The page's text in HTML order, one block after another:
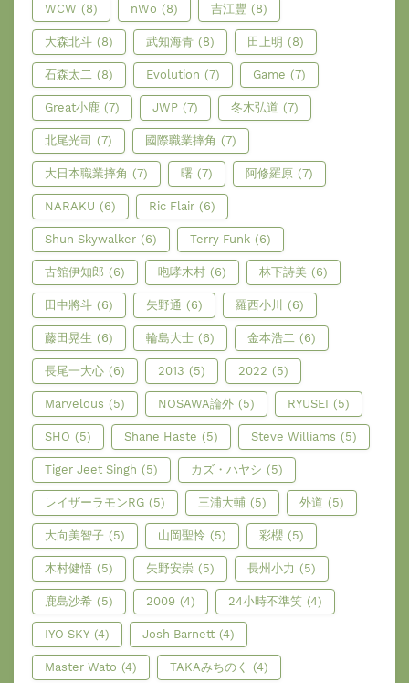
WCW (8) nWo (8) 吉江豐 (8)
大森北斗 (8) 武知海青 (8) 田上明 (8)
石森太二 (8) Evolution (7) Game (7)
Great小鹿 (7) JWP (7) 冬木弘道 (7)
北尾光司 (7) 國際職業摔角 (7)
大日本職業摔角 (7) 曙 (7) 阿修羅原 (7)
NARAKU (6) Ric Flair (6)
Shun Skywalker (6) Terry Funk (6)
古館伊知郎 (6) 咆哮木村 (6) 林下詩美 (6)
田中將斗 (6) 矢野通 (6) 羅西小川 (6)
藤田晃生 (6) 輪島大士 (6) 金本浩二 (6)
長尾一大心 (6) 2013 (5) 2022 (5)
Marvelous (5) NOSAWA論外 (5) RYUSEI (5)
SHO (5) Shane Haste (5) Steve Williams (5)
Tiger Jeet Singh (5) カズ・ハヤシ (5)
レイザーラモンRG (5) 三浦大輔 (5) 外道 (5)
大向美智子 (5) 山岡聖怜 (5) 彩櫻 (5)
木村健悟 (5) 矢野安崇 (5) 長州小力 (5)
鹿島沙希 (5) 2009 (4) 24小時不準笑 (4)
IYO SKY (4) Josh Barnett (4)
Master Wato (4) TAKAみちのく (4)